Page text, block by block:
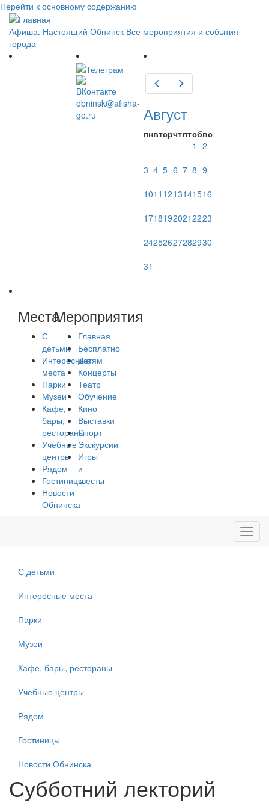
Перейти к основному содержанию
Афиша. Настоящий Обнинск Все мероприятия и события
города
obninsk@afisha-
go.ru
Предыдущий
Август
пнвтсрчтптсбвс
1 2
3 4 5 6 7 8 9
1011 1213141516
17181920212223
24252627282930
31
Места
С
детьми
Интересные
места
Парки
Музеи
Кафе,
бары,
рестораны
Учебные
центры
Рядом
Гостиницы
Новости
Обнинска
Мероприятия
Главная
Бесплатно
Детям
Концерты
Театр
Обучение
Кино
Выставки
Спорт
Экскурсии
Игры
и
квесты
С детьми
Интересные места
Парки
Музеи
Кафе, бары, рестораны
Учебные центры
Рядом
Гостиницы
Новости Обнинска
Субботний лекторий